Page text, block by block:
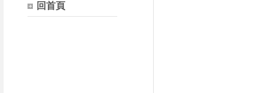
回首頁